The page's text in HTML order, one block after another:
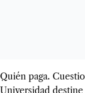
Quién paga.
Universidad